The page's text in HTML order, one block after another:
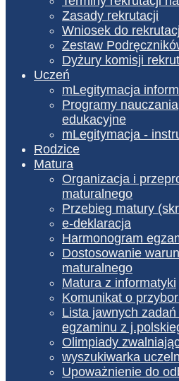
Zasady rekrutacji
Wniosek do
Zestaw
Dyżury komisji
Uczeń
mLegitymacja
Programy
edukacyjne
mLegitymacja -
Rodzice
Matura
Organizacja i
maturalnego
Przebieg matury
e-deklaracja
Harmonogram
Dostosowanie
maturalnego
Matura z informatyki
Komunikat o
Lista jawnych
egzaminu z
Olimpiady
wyszukiwarka
Upoważnienie do